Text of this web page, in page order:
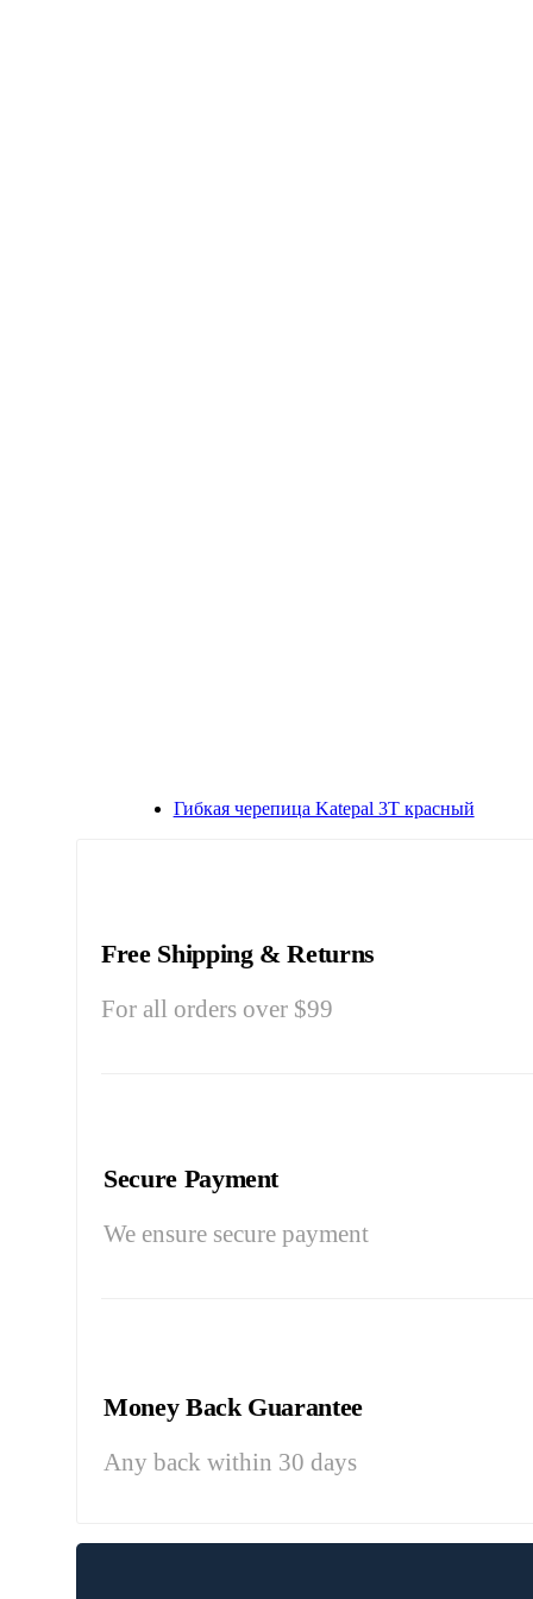
Гибкая черепица Katepal 3T красный
Free Shipping & Returns
For all orders over $99
Secure Payment
We ensure secure payment
Money Back Guarantee
Any back within 30 days